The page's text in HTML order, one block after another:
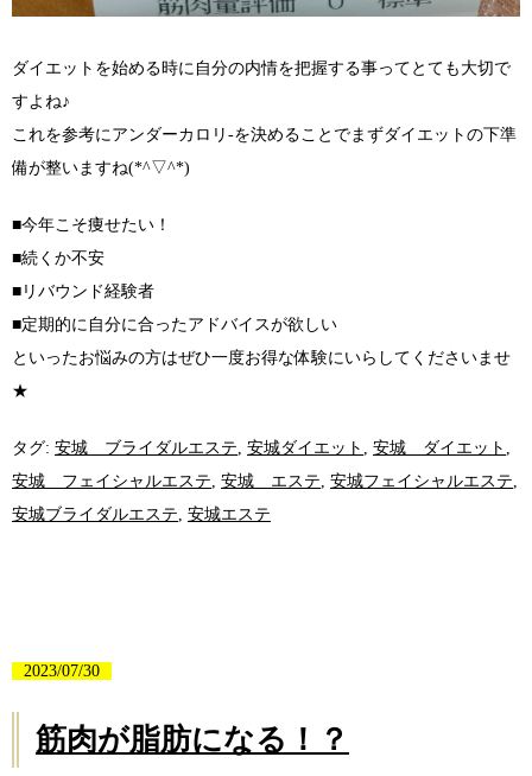
ダイエットを始める時に自分の内情を把握する事ってとても大切で
すよね♪
これを参考にアンダーカロリ-を決めることでまずダイエットの下準
備が整いますね(*^▽^*)
■今年こそ痩せたい！
■続くか不安
■リバウンド経験者
■定期的に自分に合ったアドバイスが欲しい
といったお悩みの方はぜひ一度お得な体験にいらしてくださいませ
★
タグ: 安城 ブライダルエステ, 安城ダイエット , 安城 ダイエット ,
安城 フェイシャルエステ, 安城 エステ, 安城フェイシャルエステ,
安城ブライダルエステ, 安城エステ
2023/07/30
筋肉が脂肪になる！？